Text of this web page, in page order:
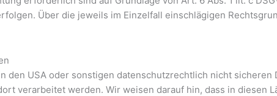
Über die jeweils im Einzelfall einschlägigen
USA oder sonstigen datenschutzrechtlich nicht
verarbeitet werden. Wir weisen darauf hin, dass in diesen